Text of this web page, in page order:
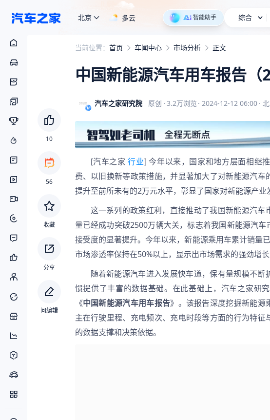
北京 多云 智能助手 综合
10
56
收藏
分享
问编辑
当前位置： 首页 车闻中心 市场分析 正文
中国新能源汽车用车报告（
汽车之家研究院 原创 ·3.2万浏览 · 2024-12-12 06:00 ·
[汽车之家 行业] 今年以来，国家和地方层面相继
费、以旧换新等政策措施，并显著加大了对新能源汽
提升至前所未有的2万元水平，彰显了国家对新能源产业
这一系列的政策红利，直接推动了我国新能源汽
量已经成功突破2500万辆大关，标志着我国新能源汽
接受度的显著提升。今年以来，新能源乘用车累计销量
市场渗透率保持在50%以上，显示出市场需求的强劲增长
随着新能源汽车进入发展快车道，保有量规模不
惯提供了丰富的数据基础。在此基础上，汽车之家研
《中国新能源汽车用车报告》。该报告深度挖掘新能源
主在行驶里程、充电频次、充电时段等方面的行为特
的数据支撑和决策依据。